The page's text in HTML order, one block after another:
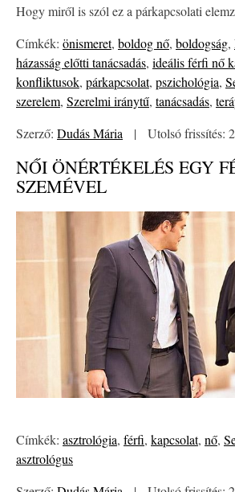
Hogy miről is szól ez a párkapcsolati
Címkék: önismeret, boldog nő, boldogság,
házasság előtti tanácsadás, ideális férfi nő
konfliktusok, párkapcsolat, pszichológia,
szerelem, Szerelmi iránytű, tanácsadás,
Szerző: Dudás Mária | Utolsó frissítés:
NŐI ÖNÉRTÉKELÉS EGY
SZEMÉVEL
Címkék: asztrológia, férfi, kapcsolat, nő,
asztrológus